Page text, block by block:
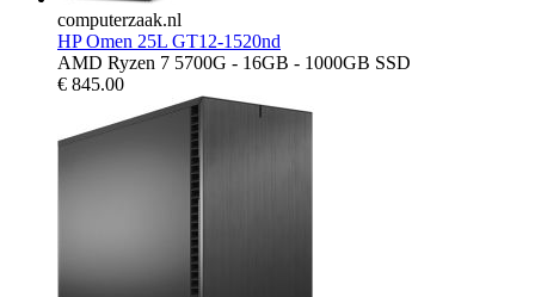
computerzaak.nl
HP Omen 25L GT12-1520nd
AMD Ryzen 7 5700G - 16GB - 1000GB SSD
€ 845.00